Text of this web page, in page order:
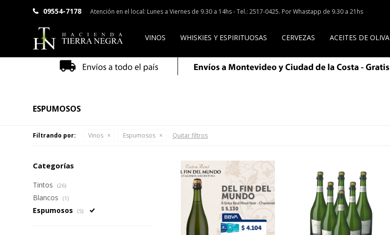
VINOS WHISKIES Y ESPIRITUOSAS CERVEZAS ACEITES DE OLIVA
09554-7178 Atención en el local: Lunes a Viernes de 9.30 a 14hs - Tel.: 2517-0425. Por Whastapp de 9.30 a 21hs
ESPUMOSOS
Filtrando por: Vinos Espumosos Quitar filtros
Categorías
Tintos (26)
Blancos (1)
Espumosos (5)